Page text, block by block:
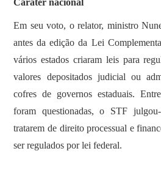
Caráter nacional
Em seu voto, o relator, ministro
antes da edição da Lei
vários estados criaram leis para
valores depositados judicial ou
cofres de governos estaduais.
foram questionadas, o STF
tratarem de direito processual e
ser regulados por lei federal.